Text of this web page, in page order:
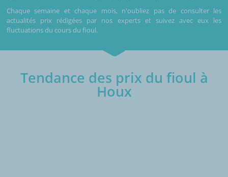
Chaque semaine et chaque mois, n'oubliez pas de consulter les
actualités prix rédigées par nos experts et suivez avec eux les
fluctuations du cours du fioul.
Tendance des prix du fioul à
Houx